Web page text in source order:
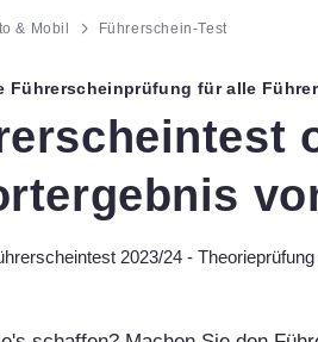
& Mobil Führerschein-Test
Führerscheinprüfung für alle
2023/24 -